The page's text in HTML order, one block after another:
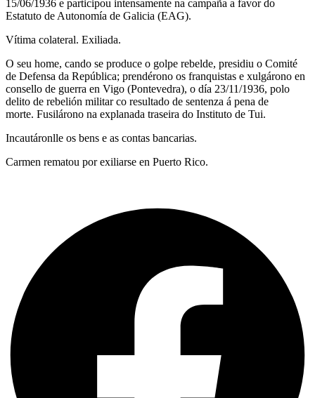
15/06/1936 e participou intensamente na campaña a favor do
Estatuto de Autonomía de Galicia (EAG).
Vítima colateral. Exiliada.
O seu home, cando se produce o golpe rebelde, presidiu o Comité
de Defensa da República; prendérono os franquistas e xulgárono en
consello de guerra en Vigo (Pontevedra), o día 23/11/1936, polo
delito de rebelión militar co resultado de sentenza á pena de
morte. Fusilárono na explanada traseira do Instituto de Tui.
Incautáronlle os bens e as contas bancarias.
Carmen rematou por exiliarse en Puerto Rico.